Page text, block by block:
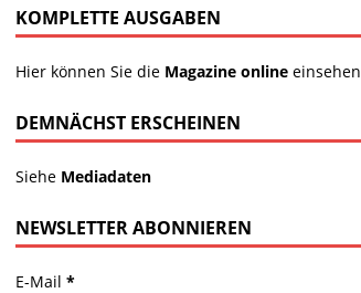
KOMPLETTE AUSGABEN
Hier können Sie die Magazine onlineeinsehen
DEMNÄCHST ERSCHEINEN
Siehe Mediadaten
NEWSLETTER ABONNIEREN
E-Mail *